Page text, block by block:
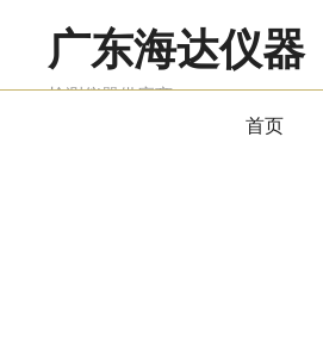
广东海达仪器
检测仪器供应商
首页